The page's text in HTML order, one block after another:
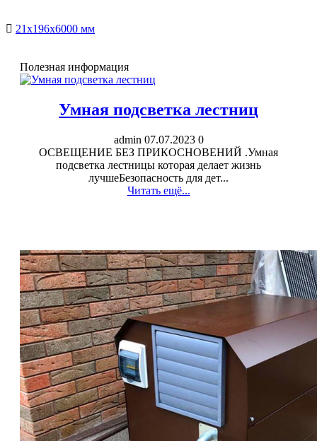
21x196x6000 мм
Полезная информация
Умная подсветка лестниц
admin 07.07.2023 0
ОСВЕЩЕНИЕ БЕЗ ПРИКОСНОВЕНИЙ .Умная
подсветка лестницы которая делает жизнь
лучшеБезопасность для дет...
Читать ещё...